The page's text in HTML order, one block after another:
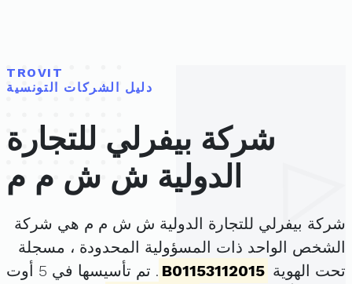
TROVIT
دليل الشركات التونسية
شركة بيفرلي للتجارة
الدولية ش ش م م
شركة بيفرلي للتجارة الدولية ش ش م م هي شركة
الشخص الواحد ذات المسؤولية المحدودة ، مسجلة
تحت الهوية B01153112015
. تم تأسيسها في 5 أوت